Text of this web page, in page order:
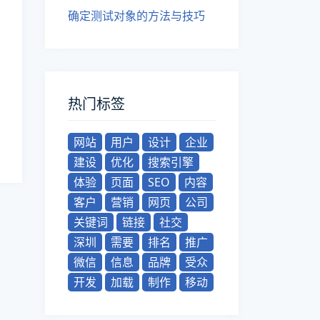
确定测试对象的方法与技巧
热门标签
网站 用户 设计
企业
建设
优化
搜索引擎
体验
页面 SEO
内容
客户
营销 网页
公司
关键词
链接
社交
深圳
需要 排名
推广
微信
信息 品牌
受众
开发
加载 制作 移动